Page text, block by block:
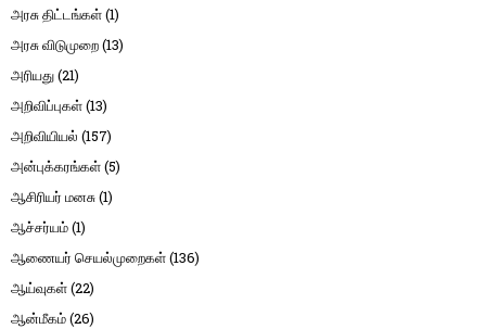
அரசு திட்டங்கள்(1)
அரசு விடுமுறை(13)
அரியது(21)
அறிவிப்புகள்(13)
அறிவியியல் (157)
அன்புக்கரங்கள்(5)
ஆசிரியர் மனசு(1)
ஆச்சர்யம்(1)
ஆணையர் செயல்முறைகள்(136)
ஆய்வுகள்(22)
ஆன்மீகம்(26)